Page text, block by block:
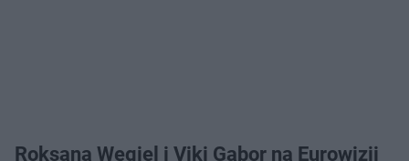
Roksana Węgiel i Viki Gabor na Eurowizji